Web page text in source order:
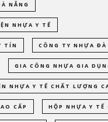
NẴNG
NHỰA Y TẾ
TÍN CÔNG TY NHỰA ĐÀ
GIA CÔNG NHỰA GIA
NHỰA Y TẾ CHẤT LƯỢNG
CẤP HỘP NHỰA Y TẾ